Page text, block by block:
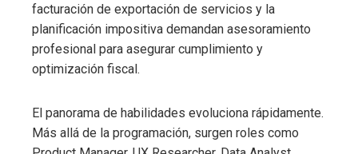
facturación de exportación de servicios y la
planificación impositiva demandan asesoramiento
profesional para asegurar cumplimiento y
optimización fiscal.
El panorama de habilidades evoluciona rápidamente.
Más allá de la programación, surgen roles como